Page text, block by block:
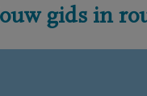
gids in